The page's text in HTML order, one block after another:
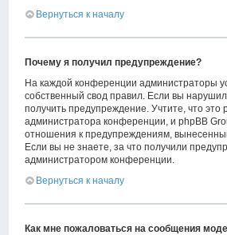
Вернуться к началу
Почему я получил предупреждение?
На каждой конференции администраторы
собственный свод правил. Если вы
получить предупреждение. Учтите, что это
администратора конференции, и phpBB
отношения к предупреждениям,
Если вы не знаете, за что получили
администратором конференции.
Вернуться к началу
Как мне пожаловаться на сообщения